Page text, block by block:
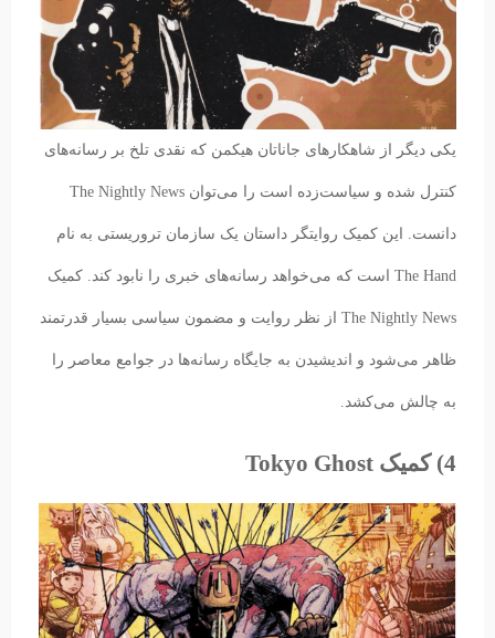
یکی دیگر از شاهکارهای جاناتان هیکمن که نقدی تلخ بر رسانه‌های
کنترل‌ شده و سیاست‌زده است را می‌توان The Nightly News
دانست. این کمیک روایتگر داستان یک سازمان تروریستی به نام
The Hand است که می‌خواهد رسانه‌های خبری را نابود کند. کمیک
The Nightly News از نظر روایت و مضمون سیاسی بسیار قدرتمند
ظاهر می‌شود و اندیشیدن به جایگاه رسانه‌ها در جوامع معاصر را
به چالش می‌کشد.
4) کمیک Tokyo Ghost